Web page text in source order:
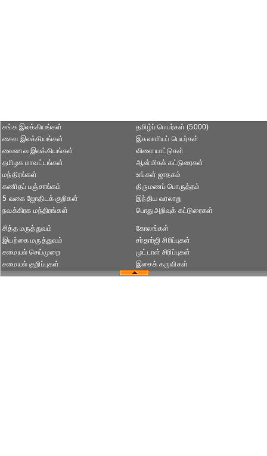
சங்க இலக்கியங்கள்
சைவ இலக்கியங்கள்
வைணவ இலக்கியங்கள்
தமிழக மாவட்டங்கள்
தமிழ்ப் பெயர்கள் (5000)
இசுலாமியப் பெயர்கள்
விளையாட்டுகள்
ஆன்மிகக் கட்டுரைகள்
மந்திரங்கள்
கணிதப் பஞ்சாங்கம்
5 வகை ஜோதிடக் குறிகள்
நவக்கிரக மந்திரங்கள்
உங்கள் ஜாதகம்
திருமணப் பொருத்தம்
இந்திய வரலாறு
பொதுஅறிவுக் கட்டுரைகள்
சித்த மருத்துவம்
இயற்கை மருத்துவம்
சமையல் செய்முறை
சமையல் குறிப்புகள்
கோலங்கள்
சர்தார்ஜி சிரிப்புகள்
முட்டாள் சிரிப்புகள்
இசைக் கருவிகள்